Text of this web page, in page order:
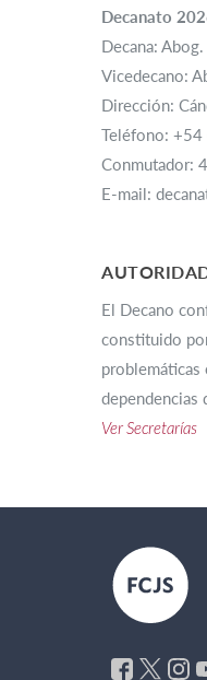
Decanato
Decana:
Vicedecano:
Dirección:
Teléfono:
Conmutador:
E-mail:
El Decano
constituido
problemáticas
dependencias
Ver Secretarías